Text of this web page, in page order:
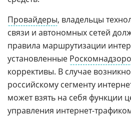
Провайдеры, владельцы
связи и автономных сетей
правила маршрутизации
установленные
коррективы. В случае
российскому сегменту
может взять на себя функции
управления интернет-